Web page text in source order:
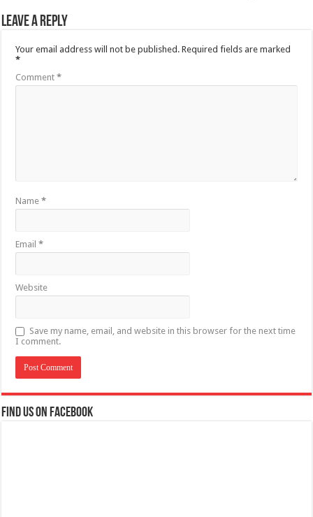
Leave a Reply
Your email address will not be published. Required fields are marked
*
Comment*
Name*
Email*
Website
Save my name, email, and website in this browser for the next time
I comment.
Find us on Facebook